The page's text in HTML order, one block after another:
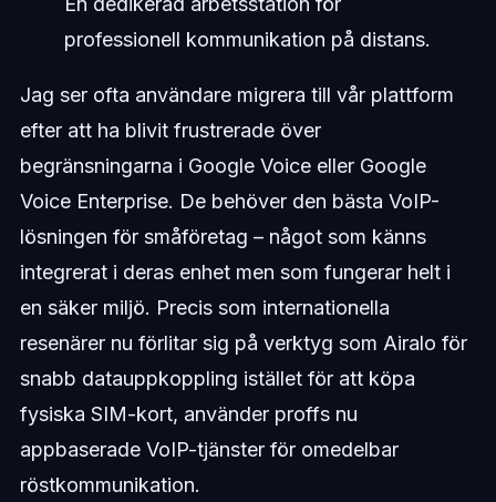
professionell kommunikation på distans.
Jag ser ofta användare migrera till vår plattform
efter att ha blivit frustrerade över
begränsningarna i Google Voice eller Google
Voice Enterprise. De behöver den bästa VoIP-
lösningen för småföretag – något som känns
integrerat i deras enhet men som fungerar helt i
en säker miljö. Precis som internationella
resenärer nu förlitar sig på verktyg som Airalo för
snabb datauppkoppling istället för att köpa
fysiska SIM-kort, använder proffs nu
appbaserade VoIP-tjänster för omedelbar
röstkommunikation.